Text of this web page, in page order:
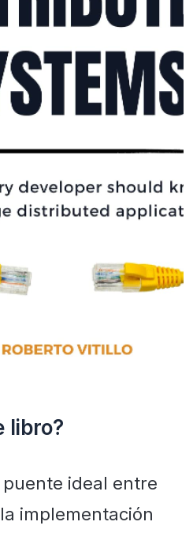
libro?
ideal entre
implementación